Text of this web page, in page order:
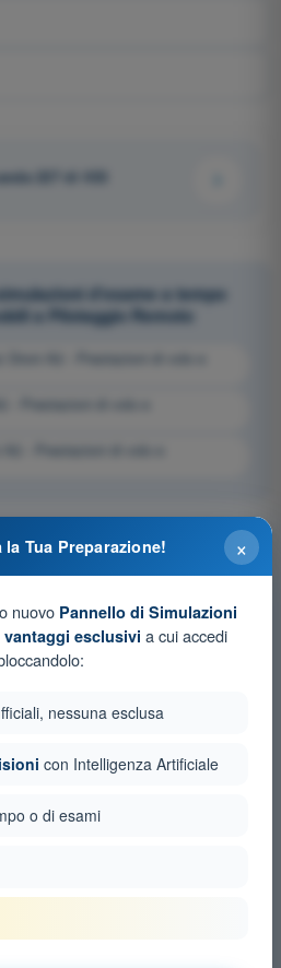
227 di 433
d'esame a tempo
a Pilotaggio Remoto
Droni A2 - Prestazioni di volo e
- Prestazioni di volo e
- Prestazioni di volo e
×
Tua Preparazione!
nuovo Pannello di Simulazioni
esclusivi a cui accedi
nessuna esclusa
con Intelligenza Artificiale
o di esami